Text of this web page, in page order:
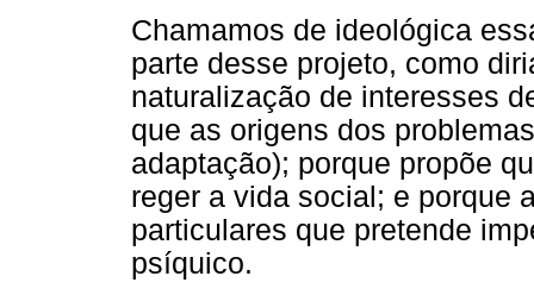
Chamamos de ideológica
parte desse projeto, como
naturalização de interesses
que as origens dos
adaptação); porque propõe
reger a vida social; e porque
particulares que pretende
psíquico.